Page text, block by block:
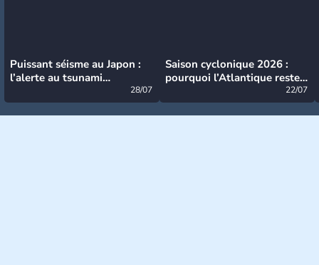
Puissant séisme au Japon :
l’alerte au tsunami
28/07
Saison cyclonique 2026 :
pourquoi l’Atlantique reste
22/07